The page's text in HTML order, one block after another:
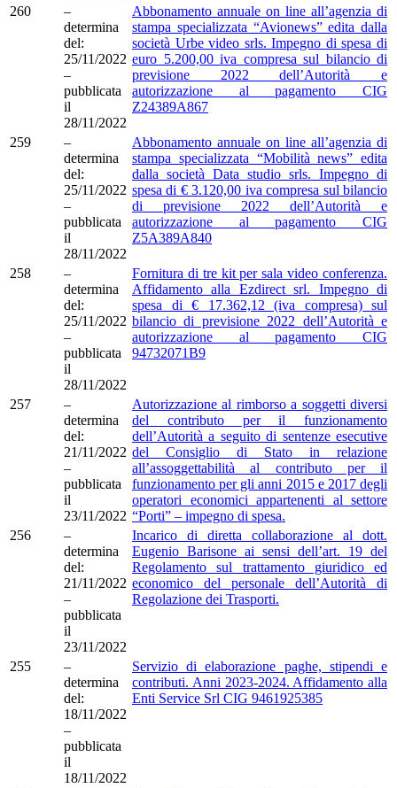
260
–
determina
del:
25/11/2022
–
pubblicata
il
28/11/2022
Abbonamento annuale on line all’agenzia di
stampa specializzata “Avionews” edita dalla
società Urbe video srls. Impegno di spesa di
euro 5.200,00 iva compresa sul bilancio di
previsione 2022 dell’Autorità e
autorizzazione al pagamento CIG
Z24389A867
259
–
determina
del:
25/11/2022
–
pubblicata
il
28/11/2022
Abbonamento annuale on line all’agenzia di
stampa specializzata “Mobilità news” edita
dalla società Data studio srls. Impegno di
spesa di € 3.120,00 iva compresa sul bilancio
di previsione 2022 dell’Autorità e
autorizzazione al pagamento CIG
Z5A389A840
258
–
determina
del:
25/11/2022
–
pubblicata
il
28/11/2022
Fornitura di tre kit per sala video conferenza.
Affidamento alla Ezdirect srl. Impegno di
spesa di € 17.362,12 (iva compresa) sul
bilancio di previsione 2022 dell’Autorità e
autorizzazione al pagamento CIG
94732071B9
257
–
determina
del:
21/11/2022
–
pubblicata
il
23/11/2022
Autorizzazione al rimborso a soggetti diversi
del contributo per il funzionamento
dell’Autorità a seguito di sentenze esecutive
del Consiglio di Stato in relazione
all’assoggettabilità al contributo per il
funzionamento per gli anni 2015 e 2017 degli
operatori economici appartenenti al settore
“Porti” – impegno di spesa.
256
–
determina
del:
21/11/2022
–
pubblicata
il
23/11/2022
Incarico di diretta collaborazione al dott.
Eugenio Barisone ai sensi dell’art. 19 del
Regolamento sul trattamento giuridico ed
economico del personale dell’Autorità di
Regolazione dei Trasporti.
255
–
determina
del:
18/11/2022
–
pubblicata
il
18/11/2022
Servizio di elaborazione paghe, stipendi e
contributi. Anni 2023-2024. Affidamento alla
Enti Service Srl CIG 9461925385